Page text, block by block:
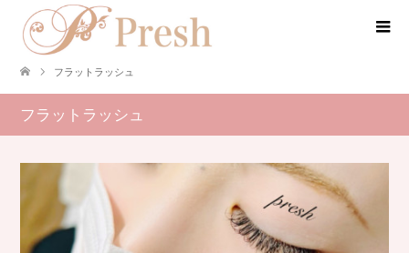
フラットラッシュ
フラットラッシュ